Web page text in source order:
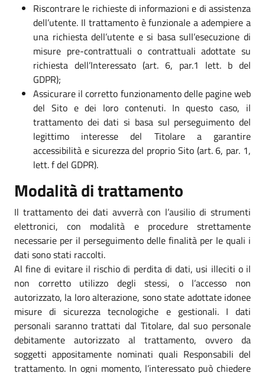
Riscontrare le richieste di informazioni e di assistenza
dell’utente. Il trattamento è funzionale a adempiere a
una richiesta dell’utente e si basa sull’esecuzione di
misure pre-contrattuali o contrattuali adottate su
richiesta dell’Interessato (art. 6, par.1 lett. b del
GDPR);
Assicurare il corretto funzionamento delle pagine web
del Sito e dei loro contenuti. In questo caso, il
trattamento dei dati si basa sul perseguimento del
legittimo interesse del Titolare a garantire
accessibilità e sicurezza del proprio Sito (art. 6, par. 1,
lett. f del GDPR).
Modalità di trattamento
Il trattamento dei dati avverrà con l’ausilio di strumenti
elettronici, con modalità e procedure strettamente
necessarie per il perseguimento delle finalità per le quali i
dati sono stati raccolti.
Al fine di evitare il rischio di perdita di dati, usi illeciti o il
non corretto utilizzo degli stessi, o l’accesso non
autorizzato, la loro alterazione, sono state adottate idonee
misure di sicurezza tecnologiche e gestionali. I dati
personali saranno trattati dal Titolare, dal suo personale
debitamente autorizzato al trattamento, ovvero da
soggetti appositamente nominati quali Responsabili del
trattamento. In ogni momento, l’interessato può chiedere